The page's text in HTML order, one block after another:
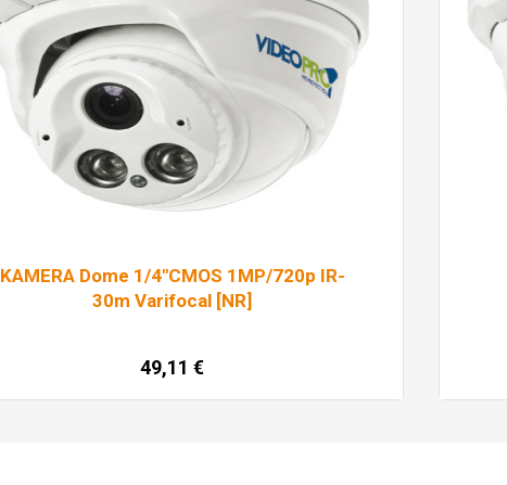
KAMERA Dome 1/4″CMOS 1MP/720p IR-
30m Varifocal [NR]
49,11€
Dodaj u košaricu